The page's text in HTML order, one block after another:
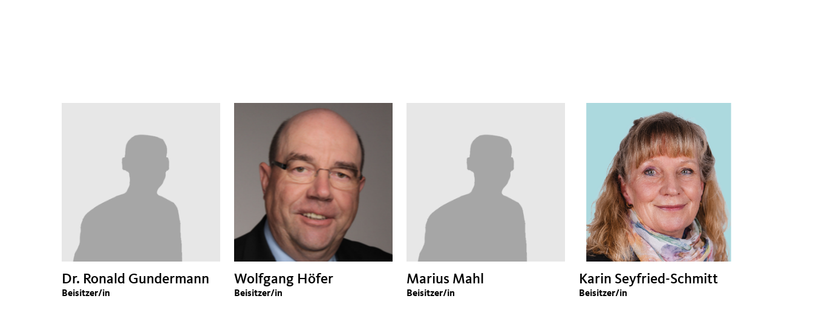
Dr. Ronald Gundermann
Beisitzer/in
Wolfgang Höfer
Beisitzer/in
Marius Mahl
Beisitzer/in
Karin Seyfried-Schmitt
Beisitzer/in